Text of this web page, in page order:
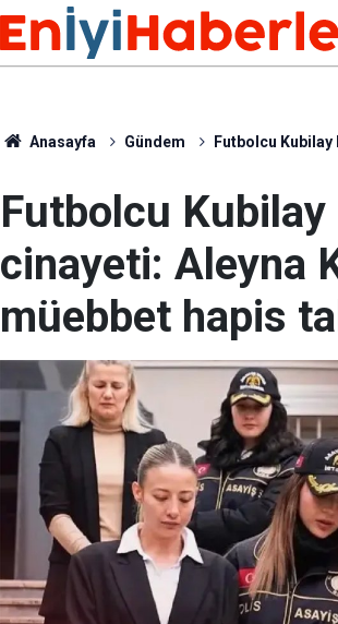
Anasayfa Gündem Futbolcu Kubilay
Futbolcu Kubilay
cinayeti: Aleyna
müebbet hapis